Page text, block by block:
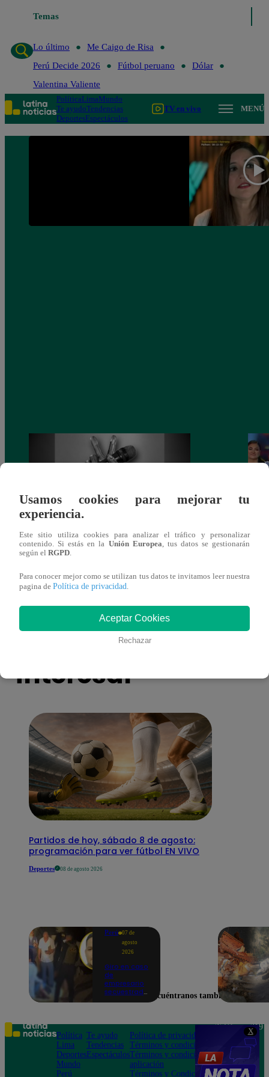
X
Temas
Lo último
Lo último
Me Caigo de Risa
Perú Decide 2026
Fútbol peruano
Dólar
Valentina Valiente
PolíticaLimaMundo
Te ayudoTendencias
DeportesEspectáculos
TV en vivo MENÚ
Muere exparticipante de La Voz Colombia
tras denunciar negligencia médica
La
También te puede
interesar
Partidos de hoy, sábado 8 de agosto:
programación para ver fútbol EN VIVO
Deportes 08 de agosto 2026
Perú 07 de
agosto
2026
Giro en caso
de
empresario
secuestrado
cuentas
Usamos cookies para mejorar tu
experiencia.
Este sitio utiliza cookies para analizar el tráfico y personalizar
contenido. Si estás en la Unión Europea, tus datos se gestionarán
según el RGPD.
Para conocer mejor como se utilizan tus datos te invitamos leer nuestra
pagina de Política de privacidad.
Aceptar Cookies
Rechazar
Encuéntranos también en
Política
Lima
Deportes
Mundo
Perú
Te ayudo
Tendencias
Espectáculos
Política de privacidad
Términos y condiciones
Términos y condiciones
aplicación
Términos y Condiciones
Teléfono: 219
Av. San
Felipe 968
Jesús María